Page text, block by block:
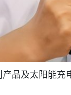
品及太阳能